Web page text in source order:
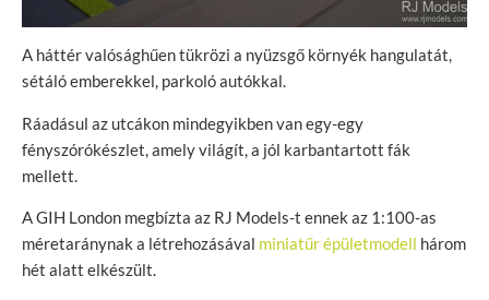
A háttér valósághűen tükrözi a nyüzsgő környék hangulatát,
sétáló emberekkel, parkoló autókkal.
Ráadásul az utcákon mindegyikben van egy-egy
fényszórókészlet, amely világít, a jól karbantartott fák
mellett.
A GIH London megbízta az RJ Models-t ennek az 1:100-as
méretaránynak a létrehozásával miniatűr épületmodell
három
hét alatt elkészült.